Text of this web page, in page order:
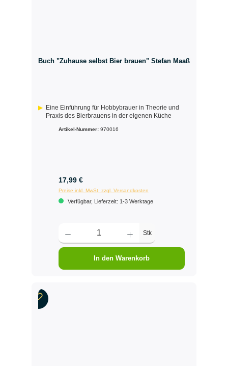
Buch "Zuhause selbst Bier brauen" Stefan Maaß
Eine Einführung für Hobbybrauer in Theorie und
Praxis des Bierbrauens in der eigenen Küche
Artikel-Nummer: 970016
17,99 €
Preise inkl. MwSt. zzgl. Versandkosten
Verfügbar, Lieferzeit: 1-3 Werktage
Stk
In den Warenkorb